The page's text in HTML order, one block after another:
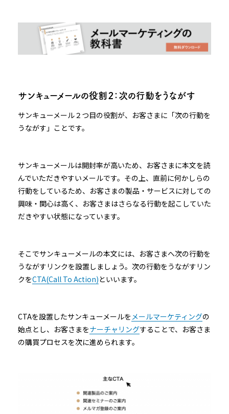
サンキューメールの役割２：次の行動をうながす
サンキューメール２つ目の役割が、お客さまに「次の行動を
うながす」ことです。
サンキューメールは開封率が高いため、お客さまに本文を読
んでいただきやすいメールです。その上、直前に何かしらの
行動をしているため、お客さまの製品・サービスに対しての
興味・関心は高く、お客さまはさらなる行動を起こしていた
だきやすい状態になっています。
そこでサンキューメールの本文には、お客さまへ次の行動を
うながすリンクを設置しましょう。次の行動をうながすリン
クをCTA(Call To Action)といいます。
CTAを設置したサンキューメールを メールマーケティングの
始点とし、お客さまをナーチャリングすることで、お客さま
の購買プロセスを次に進められます。